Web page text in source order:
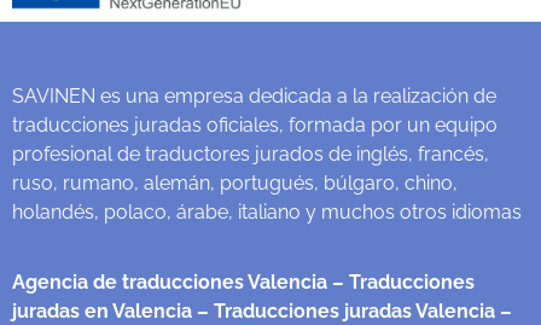
SAVINEN es una empresa dedicada a la realización de
traducciones juradas oficiales, formada por un equipo
profesional de traductores jurados de inglés, francés,
ruso, rumano, alemán, portugués, búlgaro, chino,
holandés, polaco, árabe, italiano y muchos otros idiomas
Agencia de traducciones Valencia – Traducciones
juradas en Valencia – Traducciones juradas Valencia –